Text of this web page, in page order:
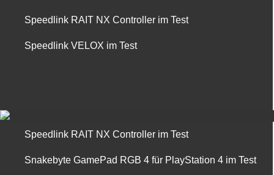
Speedlink RAIT NX Controller im Test
Speedlink VELOX im Test
Speedlink RAIT NX Controller im Test
Snakebyte GamePad RGB 4 für PlayStation 4 im Test